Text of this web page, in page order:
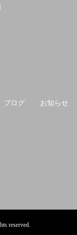
ブログ
お知らせ
reserved.